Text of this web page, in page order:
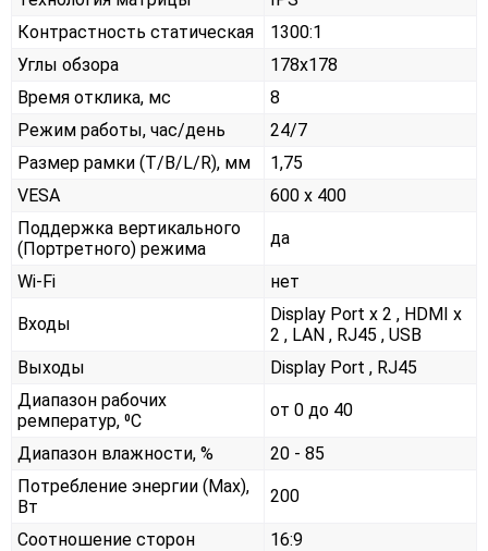
Контрастность статическая
1300:1
Углы обзора
178x178
Время отклика, мс
8
Режим работы, час/день
24/7
Размер рамки (T/B/L/R), мм
1,75
VESA
600 x 400
Поддержка вертикального
(Портретного) режима
да
Wi-Fi нет
Входы
Display Port x 2 , HDMI x
2 , LAN , RJ45 , USB
Выходы
Display Port , RJ45
Диапазон рабочих
ремператур, ⁰С
от 0 до 40
Диапазон влажности, %
20 - 85
Потребление энергии (Max),
Вт
200
Соотношение сторон
16:9